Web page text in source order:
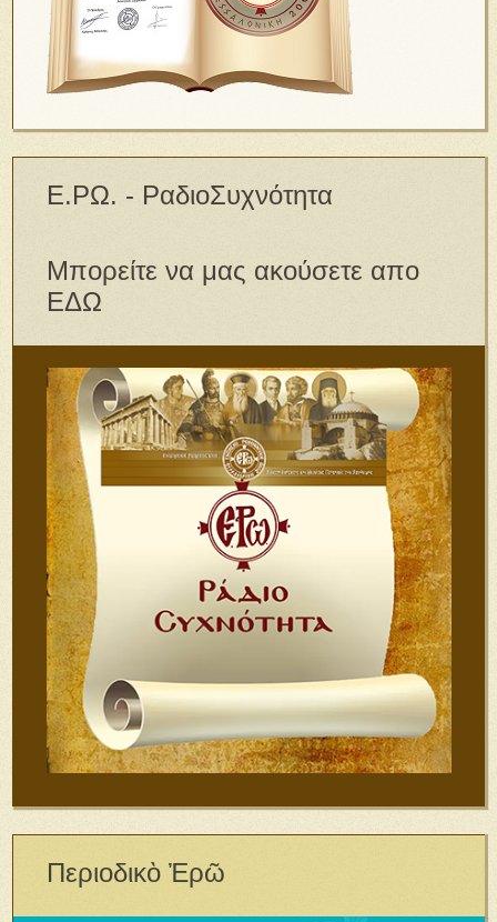
Ε.ΡΩ. - ΡαδιοΣυχνότητα
Μπορείτε να μας ακούσετε απο
ΕΔΩ
Περιοδικὸ Ἐρῶ